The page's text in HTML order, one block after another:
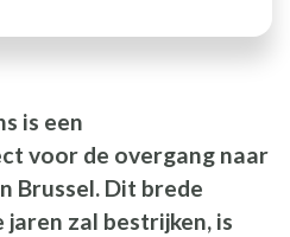
is een
voor de overgang naar
Brussel. Dit brede
zal bestrijken, is